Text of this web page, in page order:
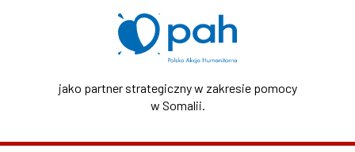
jako partner strategiczny w zakresie pomocy
w Somalii.